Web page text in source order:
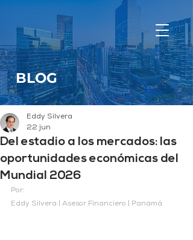
BLOG
Del estadio a los mercados: las
oportunidades económicas del
Mundial 2026
Eddy Silvera
22 jun
Por:
Eddy Silvera | Asesor Financiero | Panamá